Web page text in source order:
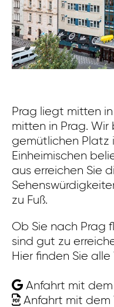
Prag liegt mitten
mitten in Prag.
gemütlichen Platz
Einheimischen
aus erreichen Sie
zu Fuß.
Ob Sie nach Prag
sind gut zu
Hier finden Sie
Anfahrt mit
Anfahrt mit dem